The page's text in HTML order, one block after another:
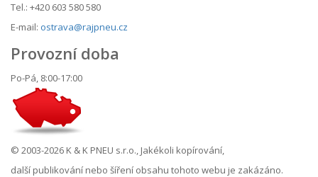
Tel.: +420 603 580 580
E-mail: ostrava@rajpneu.cz
Provozní doba
Po-Pá, 8:00-17:00
© 2003-2026 K & K PNEU s.r.o., Jakékoli kopírování,
další publikování nebo šíření obsahu tohoto webu je zakázáno.